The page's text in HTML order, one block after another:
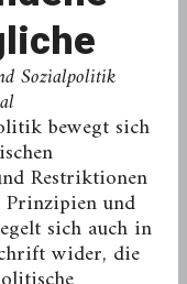
Sozialpolitik
bewegt sich
Restriktionen
und
sich auch in
wider, die